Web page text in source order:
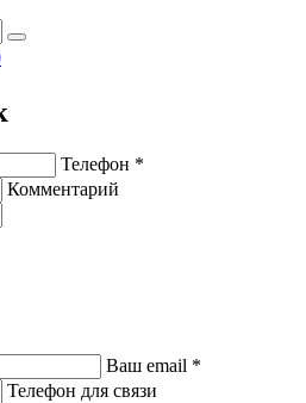
Телефон *
Комментарий
Ваш email *
Телефон для связи